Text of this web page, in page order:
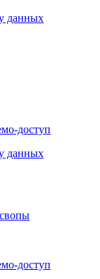
данных
данных